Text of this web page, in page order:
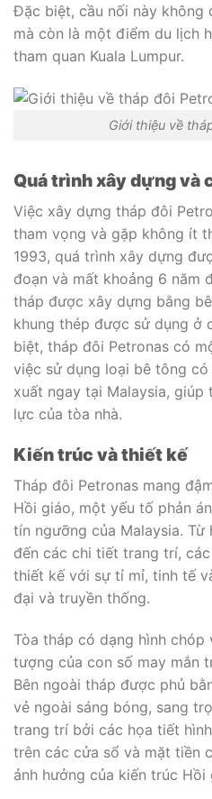
Đặc biệt, cầu nối này không
mà còn là một điểm du lịch
tham quan Kuala Lumpur.
Giới thiệu về
Quá trình xây dựng và
Việc xây dựng tháp đôi
tham vọng và gặp không ít
1993, quá trình xây dựng
đoạn và mất khoảng 6 năm
tháp được xây dựng bằng
khung thép được sử dụng ở
biệt, tháp đôi Petronas có
việc sử dụng loại bê tông
xuất ngay tại Malaysia, giúp
lực của tòa nhà.
Kiến trúc và thiết kế
Tháp đôi Petronas mang
Hồi giáo, một yếu tố phản
tín ngưỡng của Malaysia.
đến các chi tiết trang trí,
thiết kế với sự tỉ mỉ, tinh tế
đại và truyền thống.
Tòa tháp có dạng hình chóp
tượng của con số may mắn
Bên ngoài tháp được phủ
vẻ ngoài sáng bóng, sang
trang trí bởi các họa tiết
trên các cửa sổ và mặt tiền
ảnh hưởng của kiến trúc